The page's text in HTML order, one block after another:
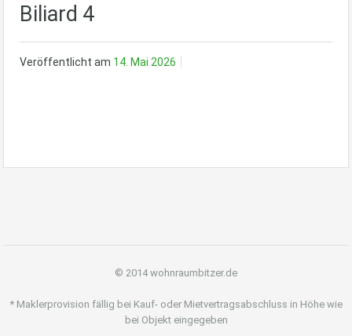
Biliard 4
Veröffentlicht am 14. Mai 2026
© 2014 wohnraumbitzer.de
* Maklerprovision fällig bei Kauf- oder Mietvertragsabschluss in Höhe wie
bei Objekt eingegeben